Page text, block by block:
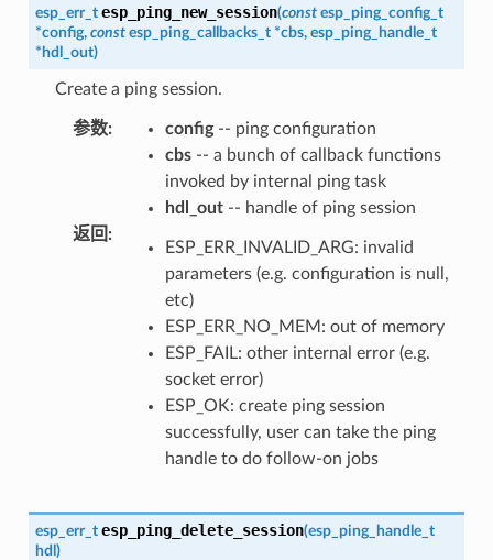
esp_err_t esp_ping_new_session(const esp_ping_config_t
*config, const esp_ping_callbacks_t *cbs, esp_ping_handle_t
* hdl_out)
Create a ping session.
参数: config-- ping configuration
cbs-- a bunch of callback functions
invoked by internal ping task
hdl_out-- handle of ping session
返回 :
ESP_ERR_INVALID_ARG: invalid
parameters (e.g. configuration is null,
etc)
ESP_ERR_NO_MEM: out of memory
ESP_FAIL: other internal error (e.g.
socket error)
ESP_OK: create ping session
successfully, user can take the ping
handle to do follow-on jobs
esp_err_t esp_ping_delete_session(esp_ping_handle_t
hdl )